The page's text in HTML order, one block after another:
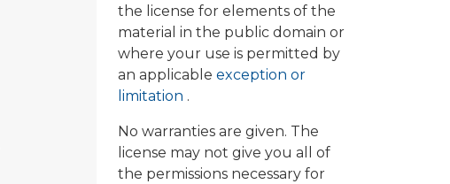
the license for elements of the
material in the public domain or
where your use is permitted by
an applicable exception or
limitation .
No warranties are given. The
license may not give you all of
the permissions necessary for